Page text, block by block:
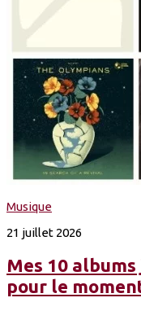
Musique
21 juillet 2026
Mes 10
pour le